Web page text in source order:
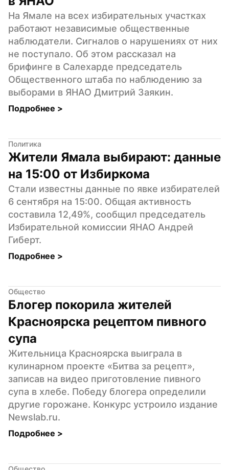
На Ямале на всех избирательных участках
работают независимые общественные
наблюдатели. Сигналов о нарушениях от них
не поступало. Об этом рассказал на
брифинге в Салехарде председатель
Общественного штаба по наблюдению за
выборами в ЯНАО Дмитрий Заякин.
Подробнее >
Политика
Жители Ямала выбирают: данные
на 15:00 от Избиркома
Стали известны данные по явке избирателей
6 сентября на 15:00. Общая активность
составила 12,49%, сообщил председатель
Избирательной комиссии ЯНАО Андрей
Гиберт.
Подробнее >
Общество
Блогер покорила жителей
Красноярска рецептом пивного
супа
Жительница Красноярска выиграла в
кулинарном проекте «Битва за рецепт»,
записав на видео приготовление пивного
супа в хлебе. Победу блогера определили
другие горожане. Конкурс устроило издание
Newslab.ru.
Подробнее >